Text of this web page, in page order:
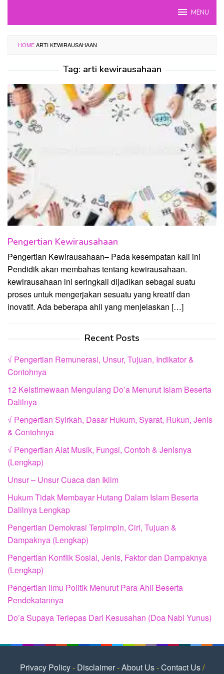
MENU
HOMEARTI KEWIRAUSAHAAN
Tag: arti kewirausahaan
Pengertian Kewirausahaan
Pengertian Kewirausahaan– Pada kesempatan kali ini
Pendidik akan membahas tentang kewirausahaan.
kewirausahaan ini seringkali dijadikan sebagai suatu
proses untuk mengerjakan sesuatu yang kreatif dan
inovatif. Ada beberapa ahli yang menjelaskan […]
Recent Posts
√ Pengertian Remunerasi, Unsur, Tujuan, Indikator &
Contohnya
12 Keistimewaan Mengulang Do’a Menurut Islam Beserta
Dalilnya
√ Pengertian Syirkah, Dasar Hukum, Syarat, Rukun, Jenis
& Contohnya
√ Pengertian Alat Musik, Fungsi, Contoh & Jenisnya
(Lengkap)
Unsur – Unsur Cuaca dan Iklim
Hukum Tidak Membayar Hutang Dalam Islam Beserta
Dalilnya Lengkap
Pengertian Demokrasi Terpimpin, Ciri, Tujuan &
Dampaknya (Lengkap)
Pengertian Konflik Sosial, Jenis, Faktor dan Dampaknya
(Lengkap)
Pengertian Ilmu Politik Menurut Para Ahli Beserta
Pendekatannya
Do’a Supaya Terlepas Dari Kesusahan (Doa Nabi Yunus)
Privacy Policy- Disclaimer-About Us-Contact Us/